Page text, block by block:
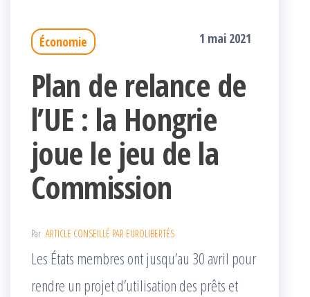
Économie 1 mai 2021
Plan de relance de
l’UE : la Hongrie
joue le jeu de la
Commission
Par ARTICLE CONSEILLÉ PAR EUROLIBERTÉS
Les États membres ont jusqu’au 30 avril pour
rendre un projet d’utilisation des prêts et